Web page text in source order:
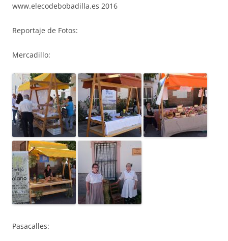
www.elecodebobadilla.es 2016
Reportaje de Fotos:
Mercadillo:
Pasacalles: